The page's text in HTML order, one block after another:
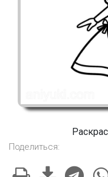
Поделиться: